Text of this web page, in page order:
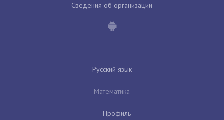
Сведения об организации
Русский язык
Математика
Профиль